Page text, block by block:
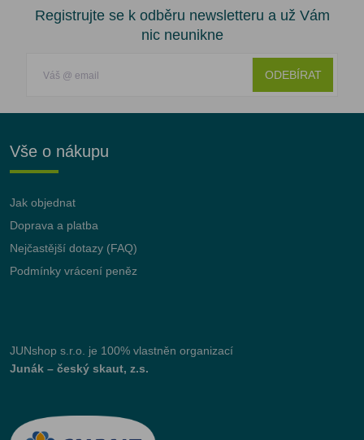
Registrujte se k odběru newsletteru a už Vám
nic neunikne
ODEBÍRAT
Vše o nákupu
Jak objednat
Doprava a platba
Nejčastější dotazy (FAQ)
Podmínky vrácení peněz
JUNshop s.r.o.
je 100% vlastněn organizací
Junák – český skaut, z.s.